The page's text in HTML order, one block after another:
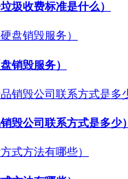
圾收费标准是什么）
销毁服务）
毁公司联系方式是多少）